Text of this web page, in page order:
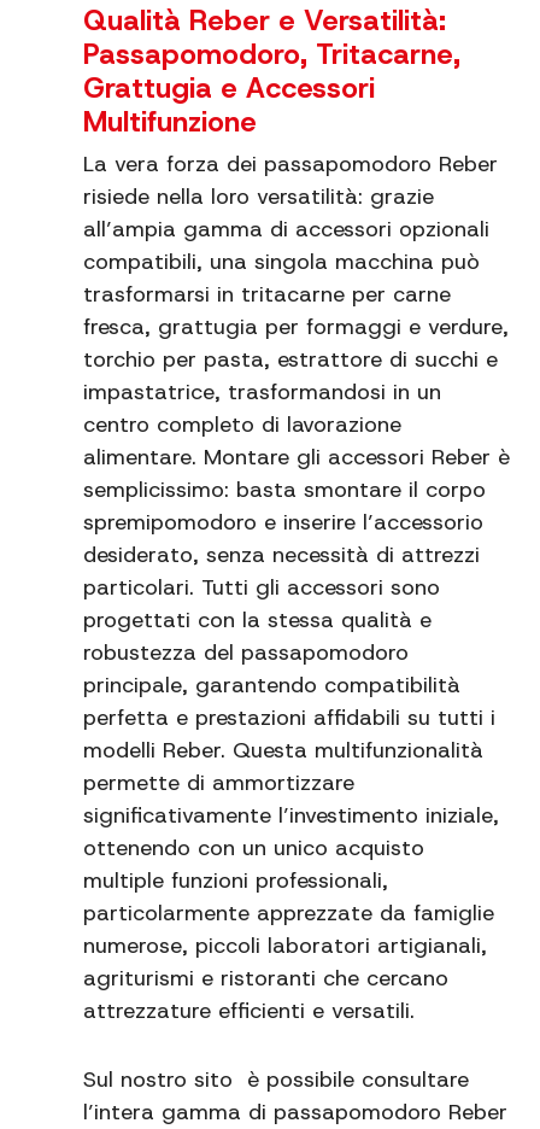
Qualità Reber e Versatilità:
Passapomodoro, Tritacarne,
Grattugia e Accessori
Multifunzione
La vera forza dei passapomodoro Reber
risiede nella loro versatilità: grazie
all’ampia gamma di accessori opzionali
compatibili, una singola macchina può
trasformarsi in tritacarne per carne
fresca, grattugia per formaggi e verdure,
torchio per pasta, estrattore di succhi e
impastatrice, trasformandosi in un
centro completo di lavorazione
alimentare. Montare gli accessori Reber è
semplicissimo: basta smontare il corpo
spremipomodoro e inserire l’accessorio
desiderato, senza necessità di attrezzi
particolari. Tutti gli accessori sono
progettati con la stessa qualità e
robustezza del passapomodoro
principale, garantendo compatibilità
perfetta e prestazioni affidabili su tutti i
modelli Reber. Questa multifunzionalità
permette di ammortizzare
significativamente l’investimento iniziale,
ottenendo con un unico acquisto
multiple funzioni professionali,
particolarmente apprezzate da famiglie
numerose, piccoli laboratori artigianali,
agriturismi e ristoranti che cercano
attrezzature efficienti e versatili.
Sul nostro sito è possibile consultare
l’intera gamma di passapomodoro Reber